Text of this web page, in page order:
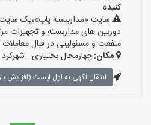
کنید»
سایت «مداربسته یاب»،یک
دوربین های مداربسته و تجهیزات
منفعت و مسئولیتی در قبال معاملات
مکان:چهارمحال بختیاری - شهرکرد
انتقال آگهی به اول لیست (افزایش